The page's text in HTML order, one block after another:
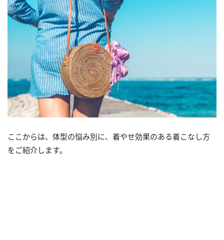
ここからは、体型の悩み別に、着やせ効果のある着こなし方
をご紹介します。